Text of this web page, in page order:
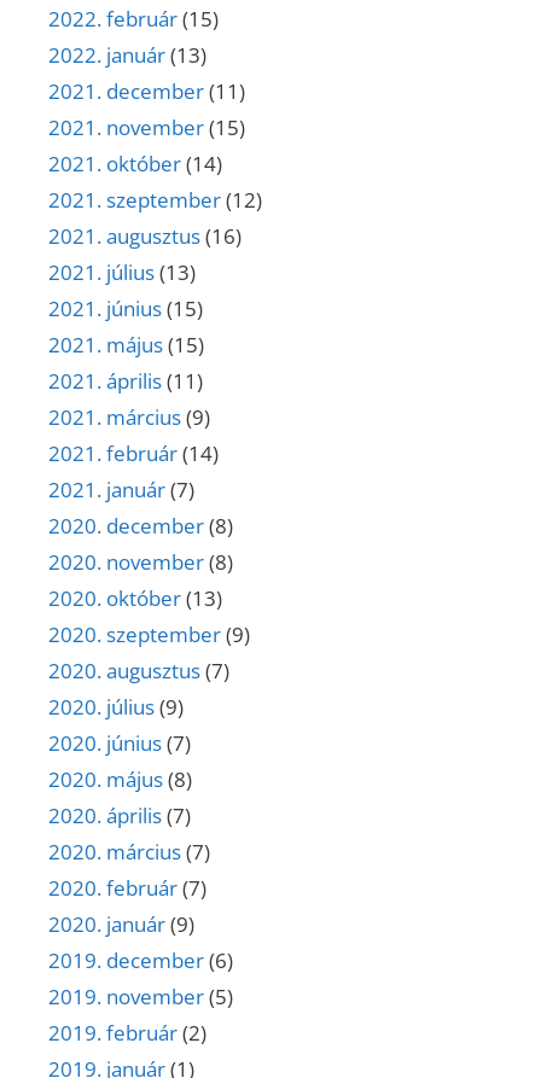
2022. február(15)
2022. január(13)
2021. december(11)
2021. november(15)
2021. október(14)
2021. szeptember(12)
2021. augusztus(16)
2021. július(13)
2021. június(15)
2021. május(15)
2021. április(11)
2021. március(9)
2021. február(14)
2021. január(7)
2020. december(8)
2020. november(8)
2020. október(13)
2020. szeptember(9)
2020. augusztus(7)
2020. július(9)
2020. június(7)
2020. május(8)
2020. április(7)
2020. március(7)
2020. február(7)
2020. január(9)
2019. december(6)
2019. november(5)
2019. február(2)
2019. január(1)